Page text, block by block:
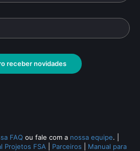
receber novidades
FAQ ou fale com a nossa equipe.
Projetos FSA Parceiros
Manual para